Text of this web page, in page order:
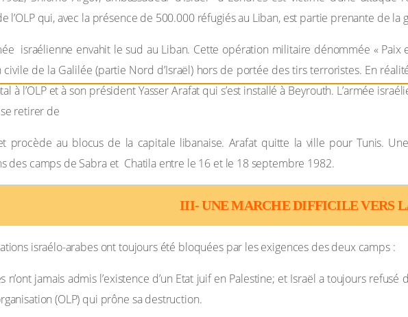
l’OLP qui, avec la présence de 500.000 réfugiés au Liban, est partie prenante de la
israélienne envahit le sud au Liban. Cette opération militaire dénommée «
de la Galilée (partie Nord d’Israël) hors de portée des tirs terroristes. En
à l’OLP et à son président Yasser Arafat qui s’est installé à Beyrouth. L’armée
retirer de
procède au blocus de la capitale libanaise. Arafat quitte la ville pour Tunis.
des camps de Sabra et Chatila entre le 16 et le 18 septembre 1982.
III- UNE MARCHE DIFFICILE VERS
israélo-arabes ont toujours été bloquées par les exigences des deux camps :
n’ont jamais admis l’existence d’un Etat juif en Palestine; et Israël a toujours
(OLP) qui prône sa destruction.